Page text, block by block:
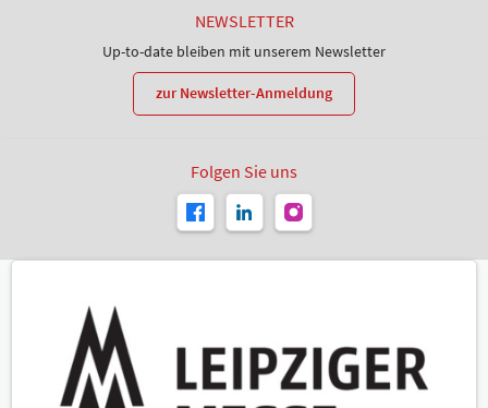
NEWSLETTER
Up-to-date bleiben mit unserem Newsletter
zur Newsletter-Anmeldung
Folgen Sie uns